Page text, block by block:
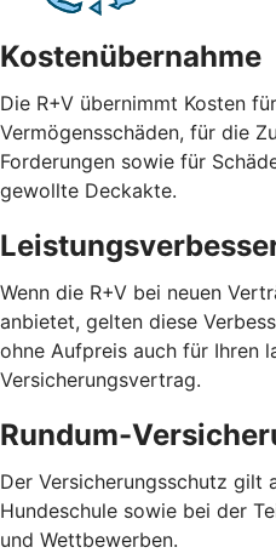
Kostenübernahme
Die R+V übernimmt Kosten
Vermögensschäden, für die
Forderungen sowie für
gewollte Deckakte.
Wenn die R+V bei neuen
anbietet, gelten diese
ohne Aufpreis auch für Ihren
Versicherungsvertrag.
Rundum-
Der Versicherungsschutz gilt
Hundeschule sowie bei der
und Wettbewerben.